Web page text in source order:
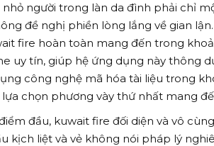
nhỏ người trong làn da đình phải chỉ
đề nghị phiền lòng lắng về gian
fire hoàn toàn mang đến trong
uy tín, giúp hệ ứng dụng này thông
công nghệ mã hóa tài liệu trong
chọn phương vày thứ nhất mang
đầu, kuwait fire đối diện và vô
kịch liệt và vẻ không nói pháp lý